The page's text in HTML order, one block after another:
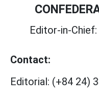
Editor-in-Chief:
Contact:
Editorial: (+84 24)